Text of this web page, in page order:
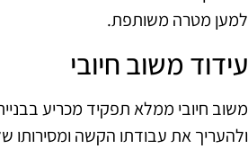
למען מטרה משותפת.
עידוד משוב חיובי
משוב חיובי ממלא תפקיד מכריע
ולהעריך את עבודתו הקשה ומסירותו